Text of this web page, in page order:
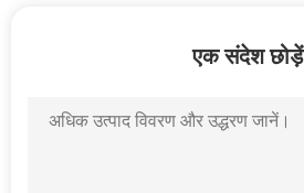
एक संदेश छोड़ें